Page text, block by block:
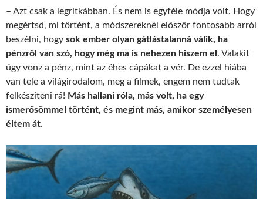
– Azt csak a legritkábban. És nem is egyféle módja volt. Hogy
megértsd, mi történt, a módszereknél először fontosabb arról
beszélni, hogy sok ember olyan gátlástalanná válik, ha
pénzről van szó, hogy még ma is nehezen hiszem el . Valakit
úgy vonz a pénz, mint az éhes cápákat a vér. De ezzel hiába
van tele a világirodalom, meg a filmek, engem nem tudtak
felkészíteni rá! Más hallani róla, más volt, ha egy
ismerősömmel történt, és megint más, amikor személyesen
éltem át.